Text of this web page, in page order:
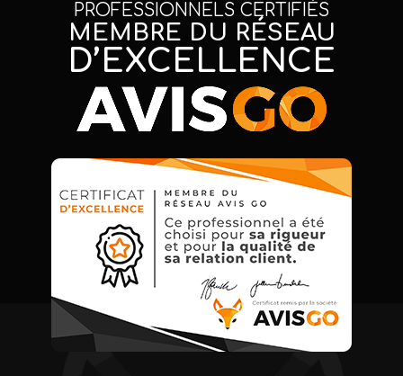
PROFESSIONNELS CERTIFIÉS
MEMBRE DU RÉSEAU
D’EXCELLENCE